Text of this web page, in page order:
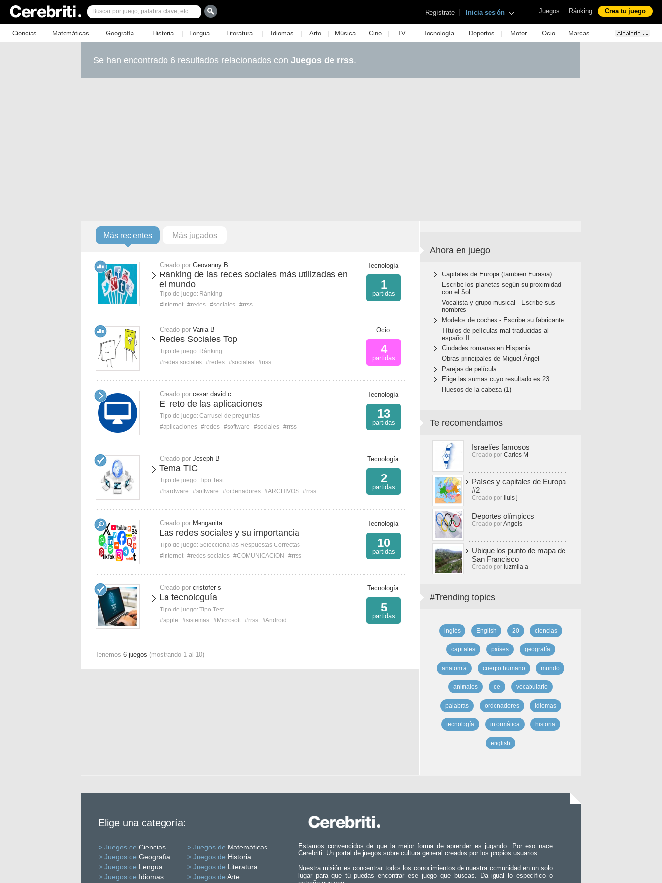
Juegos | Ránking Crea tu juego
Regístrate | Inicia sesión
Ciencias | Matemáticas | Geografía | Historia | Lengua | Literatura | Idiomas | Arte | Música | Cine | TV | Tecnología | Deportes | Motor | Ocio | Marcas
Se han encontrado 6 resultados relacionados con Juegos de rrss.
Más recientes Más jugados
Creado por Geovanny B
Ranking de las redes sociales más utilizadas en
el mundo
Tipo de juego: Ránking
#internet #redes #sociales #rrss
Tecnología
1
partidas
Creado por Vania B
Redes Sociales Top
Tipo de juego: Ránking
#redes sociales #redes #sociales #rrss
Ocio
4
partidas
Creado por cesar david c
El reto de las aplicaciones
Tipo de juego: Carrusel de preguntas
#aplicaciones #redes #software #sociales #rrss
Tecnología
13
partidas
Creado por Joseph B
Tema TIC
Tipo de juego: Tipo Test
#hardware
#software #ordenadores #ARCHIVOS #rrss
Tecnología
2
partidas
Creado por Menganita
Las redes sociales y su importancia
Tipo de juego: Selecciona las Respuestas Correctas
#internet #redes sociales #COMUNICACION #rrss
Tecnología
10
partidas
Creado por cristofer s
La tecnologuía
Tipo de juego: Tipo Test
#apple
#sistemas #Microsoft #rrss #Android
Tecnología
5
partidas
Tenemos 6 juegos (mostrando 1 al 10)
Ahora en juego
Capitales de Europa (también Eurasia)
Escribe los planetas según su proximidad
con el Sol
Vocalista y grupo musical - Escribe sus
nombres
Modelos de coches - Escribe su fabricante
Títulos de películas mal traducidas al
español II
Ciudades romanas en Hispania
Obras principales de Miguel Ángel
Parejas de película
Elige las sumas cuyo resultado es 23
Huesos de la cabeza (1)
Te recomendamos
Israelíes famosos
Creado por Carlos M
Países y capitales de Europa
#2
Creado por lluis j
Deportes olímpicos
Creado porAngels
Ubique los punto de mapa de
San Francisco
Creado por luzmila a
#Trending topics
inglés English 20 ciencias
capitales países geografía
anatomía cuerpo humano mundo
animales de vocabulario
palabras ordenadores idiomas
tecnología informática historia
english
Elige una categoría:
> Juegos de Ciencias > Juegos de Matemáticas
> Juegos de Geografía > Juegos de Historia
> Juegos de Lengua > Juegos de Literatura
> Juegos de Idiomas > Juegos de Arte
Estamos convencidos de que la mejor forma de aprender es jugando. Por eso nace
Cerebriti. Un portal de juegos sobre cultura general creados por los propios usuarios.
Nuestra misión es concentrar todos los conocimientos de nuestra comunidad en un solo
lugar para que tú puedas encontrar ese juego que buscas. Da igual lo específico o